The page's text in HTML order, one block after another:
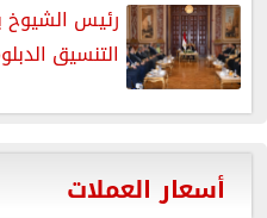
رئيس الشيوخ
التنسيق
أسعار العملات